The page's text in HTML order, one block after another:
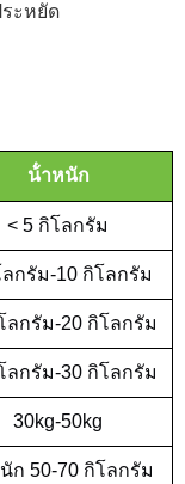
ะหยัด
น้ําหนัก
< 5 กิโลกรัม
กรัม-10 กิโลกรัม
ลกรัม-20 กิโลกรัม
ลกรัม-30 กิโลกรัม
30kg-50kg
ก 50-70 กิโลกรัม